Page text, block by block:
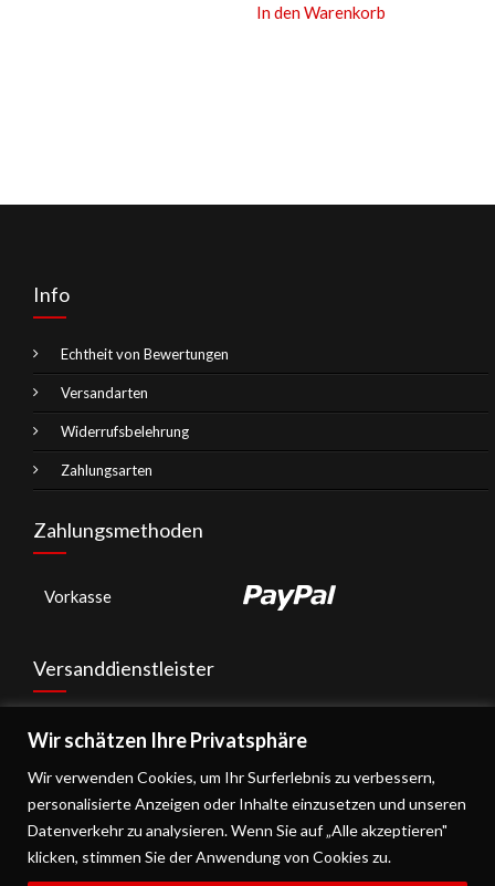
Wir schätzen Ihre Privatsphäre
Wir verwenden Cookies, um Ihr Surferlebnis zu verbessern,
personalisierte Anzeigen oder Inhalte einzusetzen und unseren
Datenverkehr zu analysieren. Wenn Sie auf „Alle akzeptieren"
klicken, stimmen Sie der Anwendung von Cookies zu.
In den Warenkorb
Info
Echtheit von Bewertungen
Versandarten
Widerrufsbelehrung
Zahlungsarten
Zahlungsmethoden
Vorkasse
Versanddienstleister